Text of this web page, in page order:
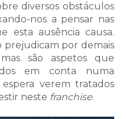
diversos obstáculos
nos a pensar nas
esta ausência causa.
prejudicam por demais
são aspetos que
em conta numa
verem tratados
neste franchise.